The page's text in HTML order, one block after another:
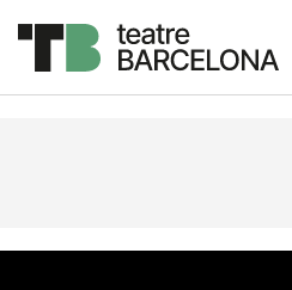
Descripció Fitxa